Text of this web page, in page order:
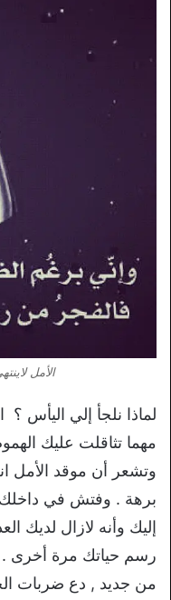
الأمل
لماذا نلجأ إلي اليأس ؟
مهما تثاقلت عليك
وتشعر أن موقد
برهة . وفتش في داخلك
إليك وأنه لازال لديك
رسم حياتك مرة أخرى .
من جديد , دع ضربات